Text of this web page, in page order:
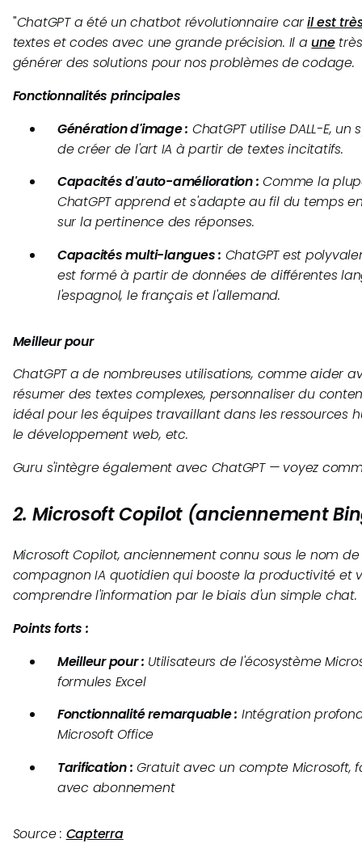
"ChatGPT a été un chatbot révolutionnaire caril est
textes et codes avec une grande précision. Il aune
générer des solutions pour nos problèmes de codage.
Fonctionnalités principales
Génération d'image : ChatGPT utilise DALL-E,
de créer de l'art IA à partir de textes incitatifs.
Capacités d'auto-amélioration : Comme la
ChatGPT apprend et s'adapte au fil du temps
sur la pertinence des réponses.
Capacités multi-langues : ChatGPT est
est formé à partir de données de différentes
l'espagnol, le français et l'allemand.
Meilleur pour
ChatGPT a de nombreuses utilisations, comme aider
résumer des textes complexes, personnaliser du
idéal pour les équipes travaillant dans les ressources
le développement web, etc.
Guru s'intègre également avec ChatGPT — voyez
2. Microsoft Copilot (anciennement
Microsoft Copilot, anciennement connu sous le nom
compagnon IA quotidien qui booste la productivité et
comprendre l'information par le biais d'un simple chat.
Points forts :
Meilleur pour : Utilisateurs de l'écosystème
formules Excel
Fonctionnalité remarquable : Intégration
Microsoft Office
Tarification : Gratuit avec un compte Microsoft,
avec abonnement
Source : Capterra